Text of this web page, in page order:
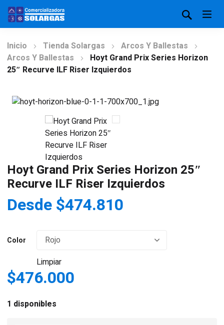
Inicio Tienda Solargas
Arcos Y Ballestas
Arcos Y Ballestas
Hoyt Grand Prix Series Horizon
25″ Recurve ILF Riser Izquierdos
Hoyt Grand Prix Series Horizon 25″
Recurve ILF Riser Izquierdos
Desde$474.810
Color
Limpiar
$476.000
1 disponibles